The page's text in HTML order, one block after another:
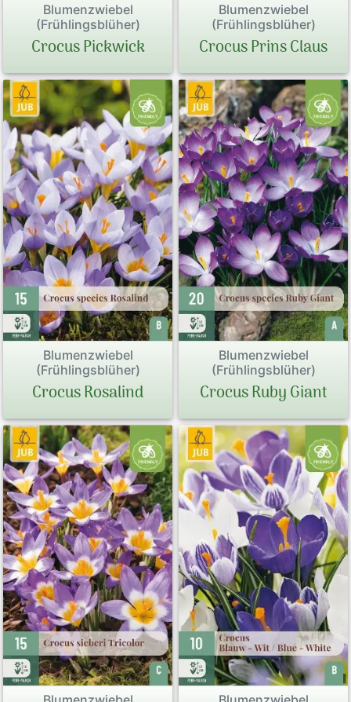
Blumenzwiebel
(Frühlingsblüher)
Crocus Pickwick
Blumenzwiebel
(Frühlingsblüher)
Crocus Prins Claus
Blumenzwiebel
(Frühlingsblüher)
Crocus Rosalind
Blumenzwiebel
(Frühlingsblüher)
Crocus Ruby Giant